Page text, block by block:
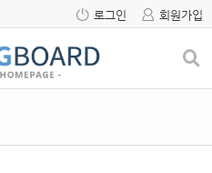
로그인 회원가입